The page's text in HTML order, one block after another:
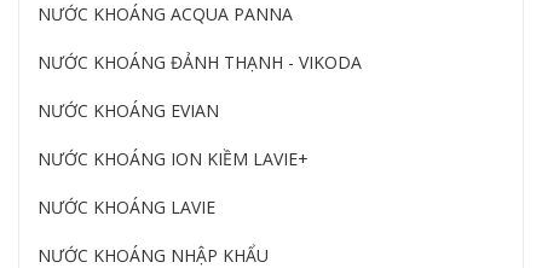
NƯỚC KHOÁNG ACQUA PANNA
NƯỚC KHOÁNG ĐẢNH THẠNH - VIKODA
NƯỚC KHOÁNG EVIAN
NƯỚC KHOÁNG ION KIỀM LAVIE+
NƯỚC KHOÁNG LAVIE
NƯỚC KHOÁNG NHẬP KHẨU